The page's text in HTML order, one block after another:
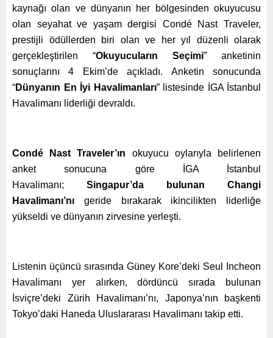
kaynağı olan ve dünyanın her bölgesinden okuyucusu
olan seyahat ve yaşam dergisi Condé Nast Traveler,
prestijli ödüllerden biri olan ve her yıl düzenli olarak
gerçekleştirilen “Okuyucuların Seçimi” anketinin
sonuçlarını 4 Ekim’de açıkladı. Anketin sonucunda
“Dünyanın En İyi Havalimanları” listesinde İGA İstanbul
Havalimanı liderliği devraldı.
Condé Nast Traveler’ın okuyucu oylarıyla belirlenen
anket sonucuna göre İGA İstanbul
Havalimanı; Singapur’da bulunan Changi
Havalimanı’nı geride bırakarak ikincilikten liderliğe
yükseldi ve dünyanın zirvesine yerleşti.
Listenin üçüncü sırasında Güney Kore’deki Seul Incheon
Havalimanı yer alırken, dördüncü sırada bulunan
İsviçre’deki Zürih Havalimanı’nı, Japonya’nın başkenti
Tokyo’daki Haneda Uluslararası Havalimanı takip etti.